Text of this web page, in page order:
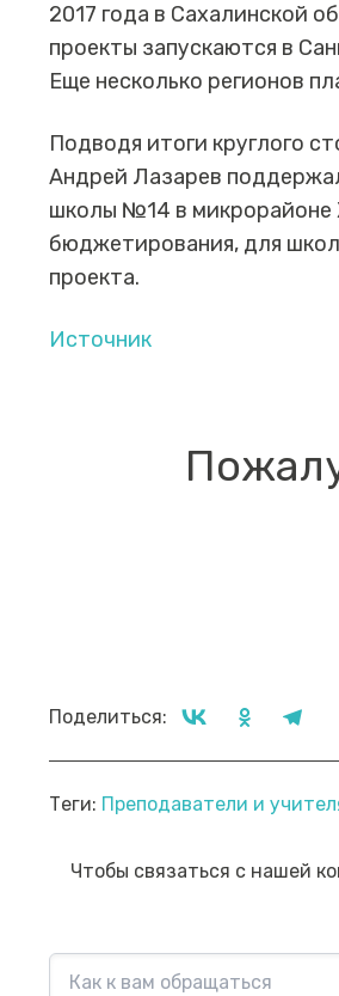
2017 года в Сахалинской
проекты запускаются в
Еще несколько регионов
Подводя итоги круглого
Андрей Лазарев
школы №14 в микрорайоне
бюджетирования, для
проекта.
Источник
Поделиться:
Теги: Преподаватели и
Чтобы связаться с нашей
Финансовый блогер»